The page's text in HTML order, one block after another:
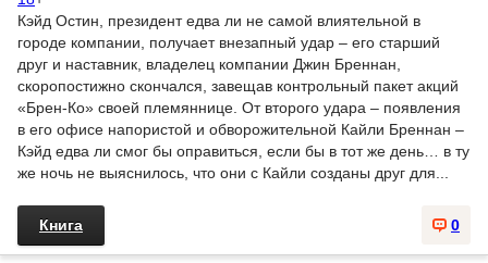
Кэйд Остин, президент едва ли не самой влиятельной в
городе компании, получает внезапный удар – его старший
друг и наставник, владелец компании Джин Бреннан,
скоропостижно скончался, завещав контрольный пакет акций
«Брен-Ко» своей племяннице. От второго удара – появления
в его офисе напористой и обворожительной Кайли Бреннан –
Кэйд едва ли смог бы оправиться, если бы в тот же день… в ту
же ночь не выяснилось, что они с Кайли созданы друг для...
0
Книга